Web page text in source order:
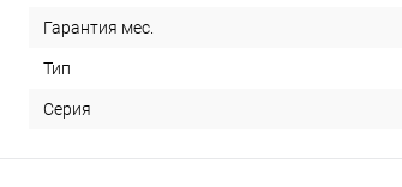
Гарантия мес.
Тип
Серия